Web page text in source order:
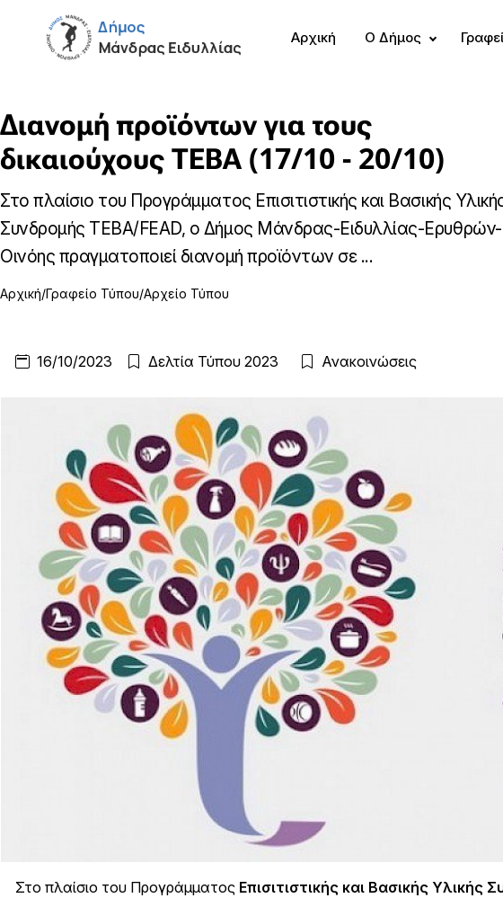
Αρχική Ο Δήμος
Διανομή προϊόντων για τους
δικαιούχους ΤΕΒΑ (17/10 - 20/10)
Στο πλαίσιο του Προγράμματος Επισιτιστικής και Βασικής
Συνδρομής ΤΕΒΑ/FEAD, ο Δήμος Μάνδρας-Ειδυλλίας-Ερυθρών-
Οινόης πραγματοποιεί διανομή προϊόντων σε ...
Αρχική Γραφείο Τύπου Αρχείο Τύπου
16/10/2023 Δελτία Τύπου 2023 Ανακοινώσεις
Στο πλαίσιο του Προγράμματος Επισιτιστικής και Βασικής Υλικής